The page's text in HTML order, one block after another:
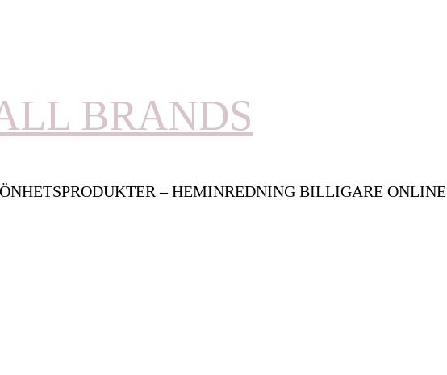
BRANDS
– HEMINREDNING BILLIGARE ONLINE